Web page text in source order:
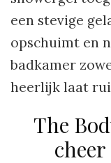
een stevige
opschuimt en
badkamer
heerlijk laat
The